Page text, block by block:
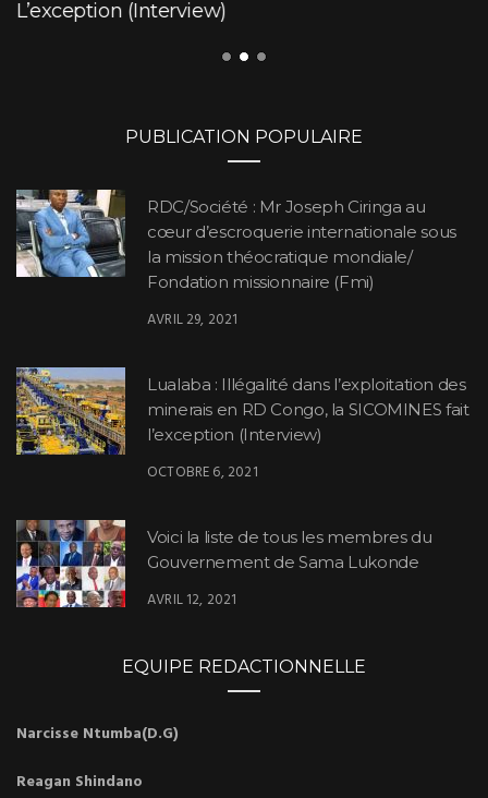
L’exception (Interview)
PUBLICATION POPULAIRE
RDC/Société : Mr Joseph Ciringa au
cœur d’escroquerie internationale sous
la mission théocratique mondiale/
Fondation missionnaire (Fmi)
AVRIL 29, 2021
Lualaba : Illégalité dans l’exploitation des
minerais en RD Congo, la SICOMINES fait
l’exception (Interview)
OCTOBRE 6, 2021
Voici la liste de tous les membres du
Gouvernement de Sama Lukonde
AVRIL 12, 2021
EQUIPE REDACTIONNELLE
Narcisse Ntumba(D.G)
Reagan Shindano